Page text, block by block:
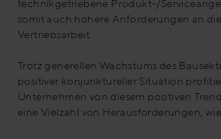
technikgetriebene Produkt-/
somit auch höhere Anforderungen an die
Vertriebsarbeit.
Trotz generellen Wachstums des
positiver konjunktureller Situation
Unternehmen von diesem positiven
eine Vielzahl von Herausforderungen, wie